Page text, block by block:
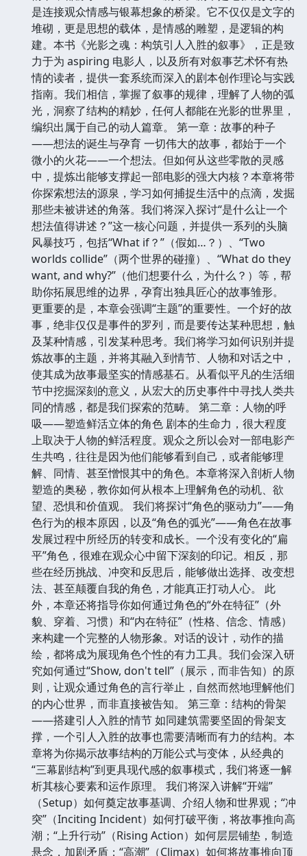
是连接观众情感与银幕想象的桥梁。它不仅仅是文字的
堆砌，更是思想的载体，是情感的雕塑，是逻辑的构
建。本书《光影之魂：构筑引人入胜的叙事》，正是致
力于为 aspiring 电影人，以及所有对叙事艺术怀有热
情的读者，提供一套系统而深入的剧本创作理论与实践
指南。我们相信，掌握了叙事的规律，理解了人物的弧
光，洞察了结构的精妙，任何人都能在光影的世界里，
编织出属于自己的动人篇章。 第一章：故事的种子
——想法的诞生与孕育 一切伟大的故事，都始于一个
微小的火花——一个想法。但如何从这些零散的灵感
中，提炼出能够支撑起一部电影的强大内核？本章将带
你探索想法的源泉，学习如何捕捉生活中的点滴，发掘
那些未被讲述的角落。我们将深入探讨“是什么让一个
想法值得讲述？”这一核心问题，并提供一系列的头脑
风暴技巧，包括“What if？”（假如…？）、“Two
worlds collide”（两个世界的碰撞）、“What do they
want, and why?”（他们想要什么，为什么？）等，帮
助你拓展思维的边界，孕育出独具匠心的故事雏形。
更重要的是，本章会强调“主题”的重要性。一个好的故
事，绝非仅仅是事件的罗列，而是要传达某种思想，触
及某种情感，引发某种思考。我们将学习如何识别并提
炼故事的主题，并将其融入到情节、人物和对话之中，
使其成为故事最坚实的情感基石。从看似平凡的生活细
节中挖掘深刻的意义，从宏大的历史事件中寻找人类共
同的情感，都是我们探索的范畴。 第二章：人物的呼
吸——塑造鲜活立体的角色 剧本的生命力，很大程度
上取决于人物的鲜活程度。观众之所以会对一部电影产
生共鸣，往往是因为他们能够看到自己，或者能够理
解、同情、甚至憎恨其中的角色。本章将深入剖析人物
塑造的奥秘，教你如何从根本上理解角色的动机、欲
望、恐惧和价值观。 我们将探讨“角色的驱动力”——角
色行为的根本原因，以及“角色的弧光”——角色在故事
发展过程中所经历的转变和成长。一个没有变化的“扁
平”角色，很难在观众心中留下深刻的印记。相反，那
些在经历挑战、冲突和反思后，能够做出选择、改变想
法、甚至颠覆自我的角色，才能真正打动人心。 此
外，本章还将指导你如何通过角色的“外在特征”（外
貌、穿着、习惯）和“内在特征”（性格、信念、情感）
来构建一个完整的人物形象。对话的设计，动作的描
绘，都将成为展现角色个性的有力工具。我们会深入研
究如何通过“Show, don't tell”（展示，而非告知）的原
则，让观众通过角色的言行举止，自然而然地理解他们
的内心世界，而非直接被告知。 第三章：结构的骨架
——搭建引人入胜的情节 如同建筑需要坚固的骨架支
撑，一个引人入胜的故事也需要清晰而有力的结构。本
章将为你揭示故事结构的万能公式与变体，从经典的
“三幕剧结构”到更具现代感的叙事模式，我们将逐一解
析其核心要素和运作原理。 我们将深入讲解“开端”
（Setup）如何奠定故事基调、介绍人物和世界观；“冲
突”（Inciting Incident）如何打破平衡，将故事推向高
潮；“上升行动”（Rising Action）如何层层铺垫，制造
悬念，加剧矛盾；“高潮”（Climax）如何将故事推向顶